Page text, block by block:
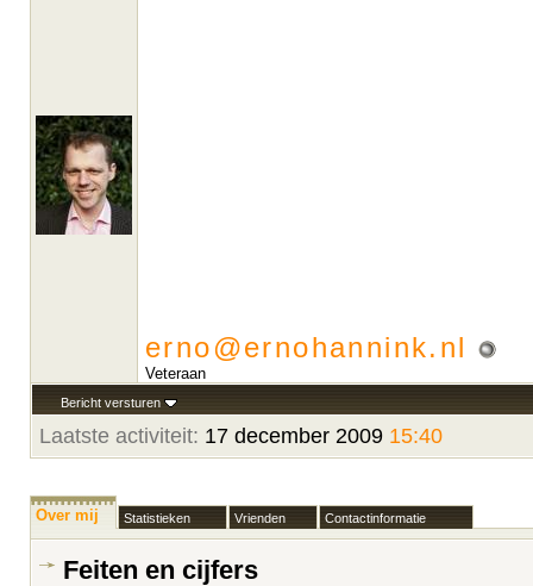
erno@ernohannink.nl
Veteraan
Bericht versturen
Laatste activiteit: 17 december 2009 15:40
Over mij Statistieken Vrienden Contactinformatie
Feiten en cijfers